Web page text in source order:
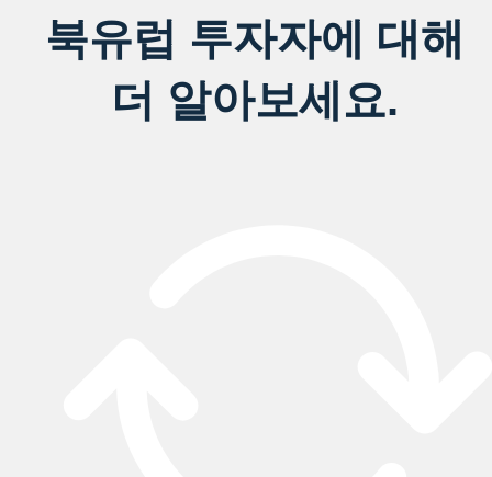
북유럽 투자자에 대해
더 알아보세요.